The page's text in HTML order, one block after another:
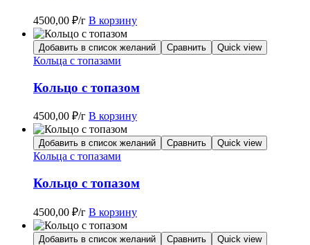
4500,00 ₽/г В корзину
Добавить в список желаний Сравнить Quick view
Кольца с топазами
Кольцо с топазом
4500,00 ₽/г В корзину
Добавить в список желаний Сравнить Quick view
Кольца с топазами
Кольцо с топазом
4500,00 ₽/г В корзину
Добавить в список желаний Сравнить Quick view